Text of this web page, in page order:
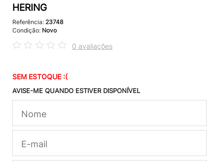
HERING
Referência: 23748
Condição: Novo
0 avaliações
SEM ESTOQUE :(
AVISE-ME QUANDO ESTIVER DISPONÍVEL